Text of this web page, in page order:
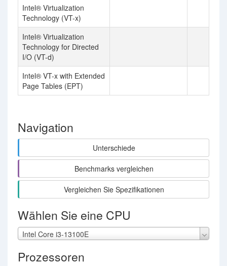
Intel® Virtualization
Technology (VT-x)
Intel® Virtualization
Technology for Directed
I/O (VT-d)
Intel® VT-x with Extended
Page Tables (EPT)
Navigation
Unterschiede
Benchmarks vergleichen
Vergleichen Sie Spezifikationen
Wählen Sie eine CPU
Intel Core i3-13100E
Prozessoren